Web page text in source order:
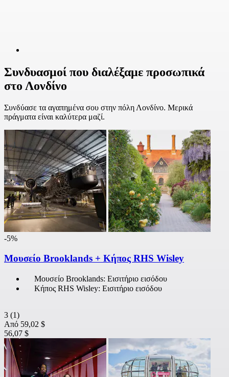
Συνδυασμοί που διαλέξαμε προσωπικά
στο Λονδίνο
Συνδύασε τα αγαπημένα σου στην πόλη Λονδίνο. Μερικά
πράγματα είναι καλύτερα μαζί.
-5%
Μουσείο Brooklands + Κήπος RHS Wisley
Μουσείο Brooklands: Εισιτήριο εισόδου
Κήπος RHS Wisley: Εισιτήριο εισόδου
3 (1)
Από 59,02 $
56,07 $